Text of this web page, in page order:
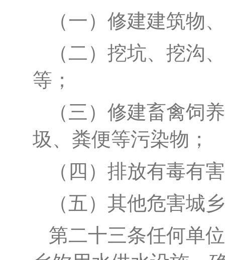
（一）修建建筑物
（二）挖坑、挖沟
等；
（三）修建畜禽饲
圾、粪便等污染物；
（四）排放有毒有
（五）其他危害城
第二十三条任何单